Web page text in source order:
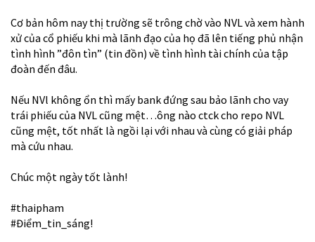
Cơ bản hôm nay thị trường sẽ trông chờ vào NVL và xem hành
xử của cổ phiếu khi mà lãnh đạo của họ đã lên tiếng phủ nhận
tình hình ”đôn tìn” (tin đồn) về tình hình tài chính của tập
đoàn đến đâu.
Nếu NVl không ổn thì mấy bank đứng sau bảo lãnh cho vay
trái phiếu của NVL cũng mệt…ông nào ctck cho repo NVL
cũng mệt, tốt nhất là ngồi lại với nhau và cùng có giải pháp
mà cứu nhau.
Chúc một ngày tốt lành!
#thaipham
#Điểm_tin_sáng!